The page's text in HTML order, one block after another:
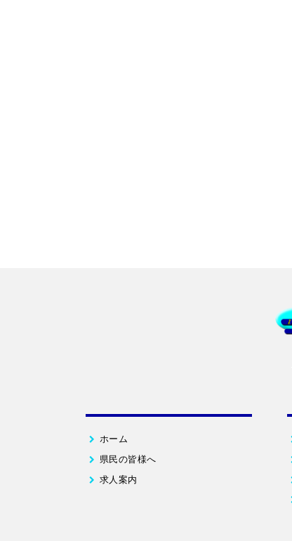
ホーム
県民の皆様へ
求人案内